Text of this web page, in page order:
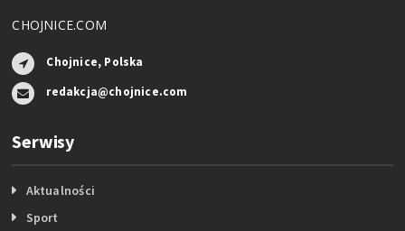
CHOJNICE.COM
Chojnice, Polska
redakcja@chojnice.com
Serwisy
Aktualności
Sport